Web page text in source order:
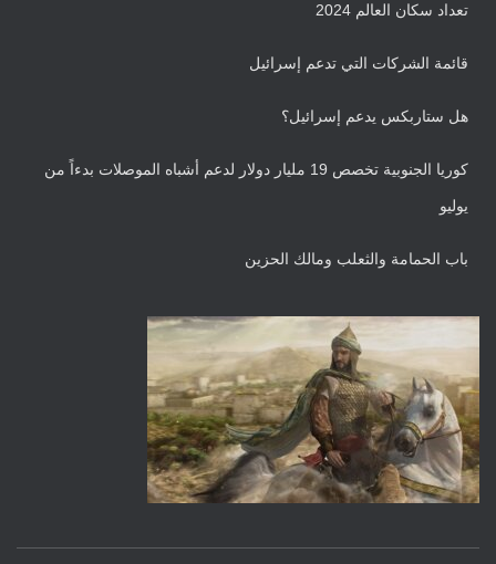
فتعداد سكان العالم 2024
قائمة الشركات التي تدعم إسرائيل
هل ستاربكس يدعم إسرائيل؟
كوريا الجنوبية تخصص 19 مليار دولار لدعم أشباه الموصلات بدءاً من
يوليو
باب الحمامة والثعلب ومالك الحزين